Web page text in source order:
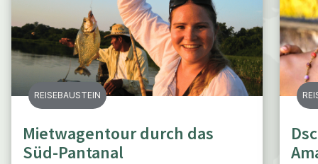
REISEBAUSTEIN
Mietwagentour durch das
Süd-Pantanal